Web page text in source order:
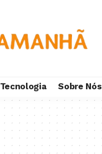
Tecnologia Sobre Nós